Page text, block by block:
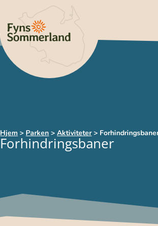
Hjem > Parken >Aktiviteter>
Forhindringsbaner